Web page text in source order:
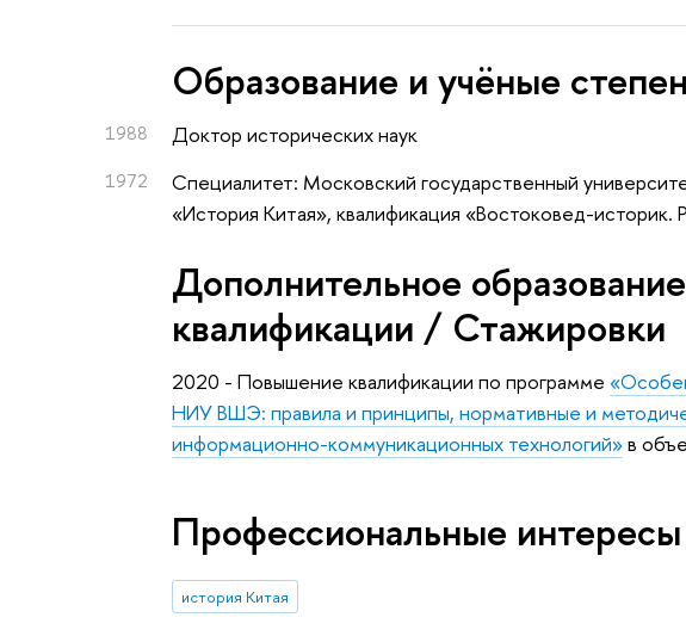
Oбразование и учёные
1988 Доктор исторических наук
1972
Специалитет: Московский государственный
«История Китая», квалификация «Востоковед-
Дополнительное
квалификации / Стажировки
2020 - Повышение квалификации по программе
НИУ ВШЭ: правила и принципы, нормативные и
информационно-коммуникационных технологий»в
Профессиональные интересы
история Китая